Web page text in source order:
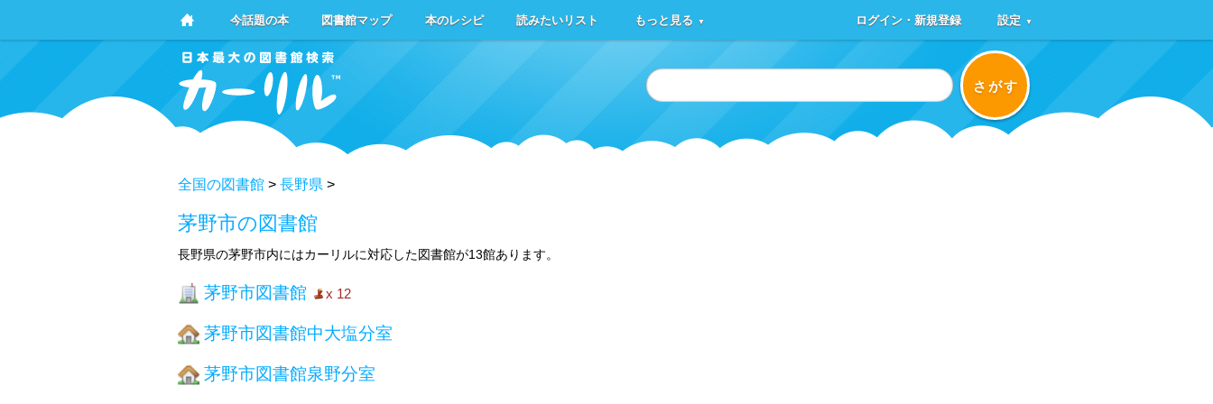
今話題の本 図書館マップ 本のレシピ 読みたいリスト もっと見る ▼ ログイン・新規登録 設定 ▼
さがす
全国の図書館 > 長野県 >
茅野市の図書館
長野県の茅野市内にはカーリルに対応した図書館が13館あります。
茅野市図書館 x 12
茅野市図書館中大塩分室
茅野市図書館泉野分室